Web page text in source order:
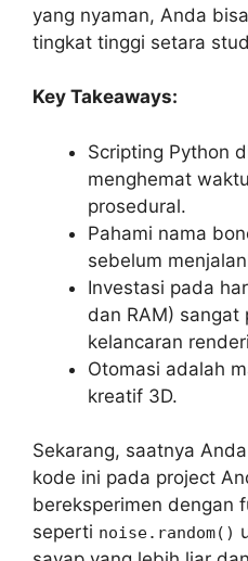
yang nyaman, Anda
tingkat tinggi setara
Key Takeaways:
Scripting Python
menghemat
prosedural.
Pahami nama
sebelum
Investasi pada
dan RAM) sangat
kelancaran
Otomasi adalah
kreatif 3D.
Sekarang, saatnya
kode ini pada project
bereksperimen dengan
seperti noise.random()